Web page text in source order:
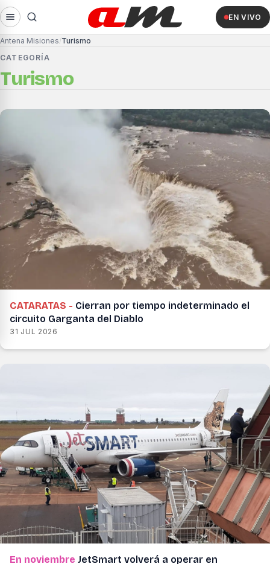
EN VIVO
Antena Misiones Turismo
CATEGORÍA
Turismo
CATARATAS - Cierran por tiempo indeterminado el
circuito Garganta del Diablo
31 JUL 2026
En noviembre JetSmart volverá a operar en